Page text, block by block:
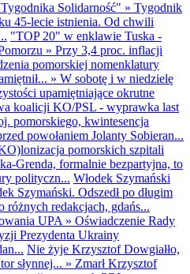
Solidarność" » Tygodnik
45-lecie istnienia. Od chwili
"TOP 20" w enklawie Tuska -
» Przy 3,4 proc. inflacji
pomorskiej nomenklatury
» W sobotę i w niedzielę
upamiętniające okrutne
koalicji KO/PSL - wyprawka last
pomorskiego, kwintesencja
powołaniem Jolanty Sobieran...
pomorskich szpitali
Grenda, formalnie bezpartyjna, to
polityczn... Włodek Szymański
Szymański. Odszedł po długim
różnych redakcjach, gdańs...
UPA » Oświadczenie Rady
Prezydenta Ukrainy
Nie żyje Krzysztof Dowgiałło,
słynnej... » Zmarł Krzysztof